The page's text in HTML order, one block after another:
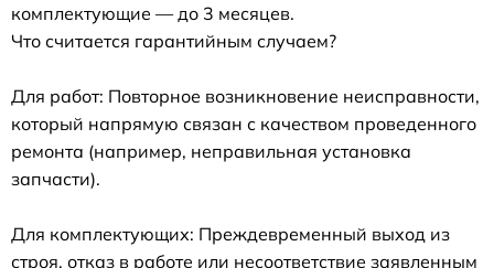
комплектующие — до 3 месяцев.
Что считается гарантийным случаем?
Для работ: Повторное возникновение неисправности,
который напрямую связан с качеством проведенного
ремонта (например, неправильная установка
запчасти).
Для комплектующих: Преждевременный выход из
строя, отказ в работе или несоответствие заявленным